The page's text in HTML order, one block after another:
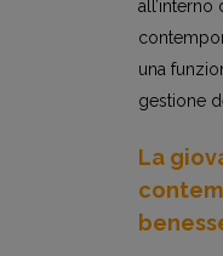
all’interno
una
gestione
La